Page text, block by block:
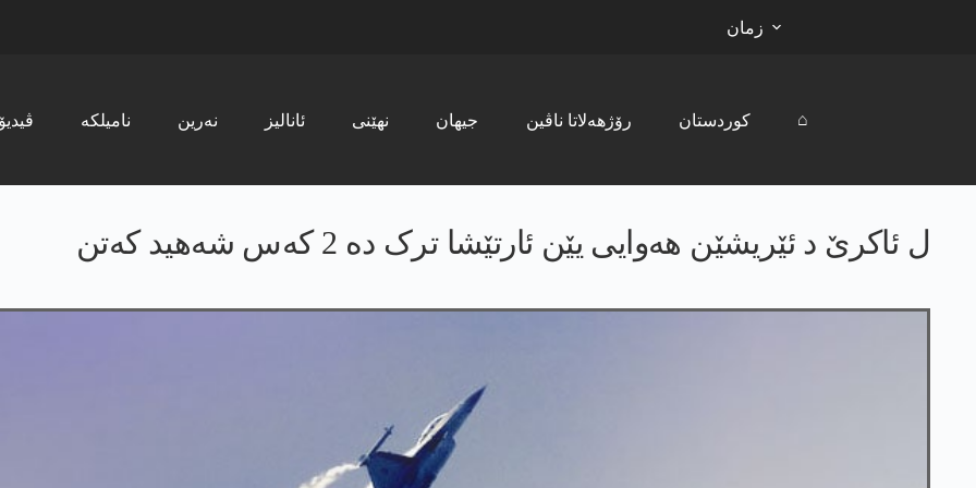
زمان
ڤیدیۆ نامیلکە نەرین ئانالیز نھێنی جیھان رۆژھەلاتا ناڤین کوردستان ⌂
ل ئاکرێ د ئێریشێن ھەوایی یێن ئارتێشا ترک دە 2 کەس شەهید کەتن